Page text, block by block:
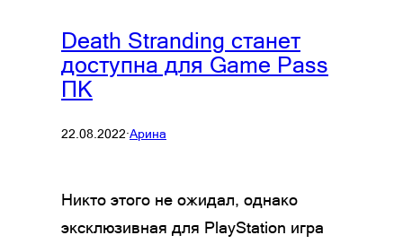
Death Stranding станет
доступна для Game Pass
ПК
22.08.2022·Арина
Никто этого не ожидал, однако
эксклюзивная для PlayStation игра